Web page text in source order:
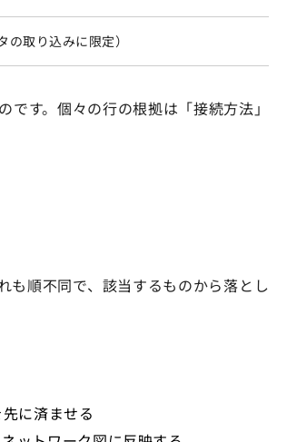
取り込みに限定）
す。個々の行の根拠は「接続方法」
も順不同で、該当するものから落とし
に済ませる